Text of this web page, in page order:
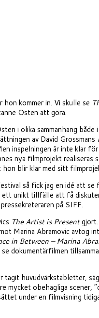
kommer in. Vi skulle se
Osten att göra.
i olika sammanhang
av David Grossmans
inspelningen är inte klar
nya filmprojekt realiseras
blir klar med sitt
så fick jag en idé att se
unikt tillfälle att få
på SIFF.
The Artist is Presentgjort.
Marina Abramovic avtog
in Between – Marina
dokumentärfilmen
huvudvärkstabletter,
obehagliga scener,
under en filmvisning